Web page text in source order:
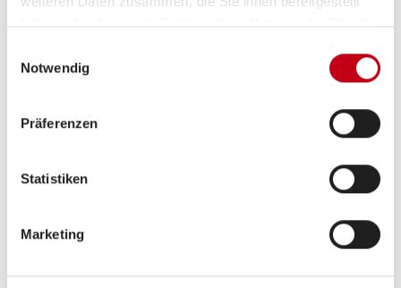
haben oder die sie im Rahmen Ihrer Nutzung der Dienste
Notwendig
Präferenzen
Statistiken
Marketing
Was wir bieten
Attraktive Konditionen für den eigenen Urlaub
Hausinterne Werkstattnutzung
individuelle Weiterentwicklung
Regelmäßige Mitarbeiterveranstaltungen und
überbetriebliche Mitarbeitertreffen